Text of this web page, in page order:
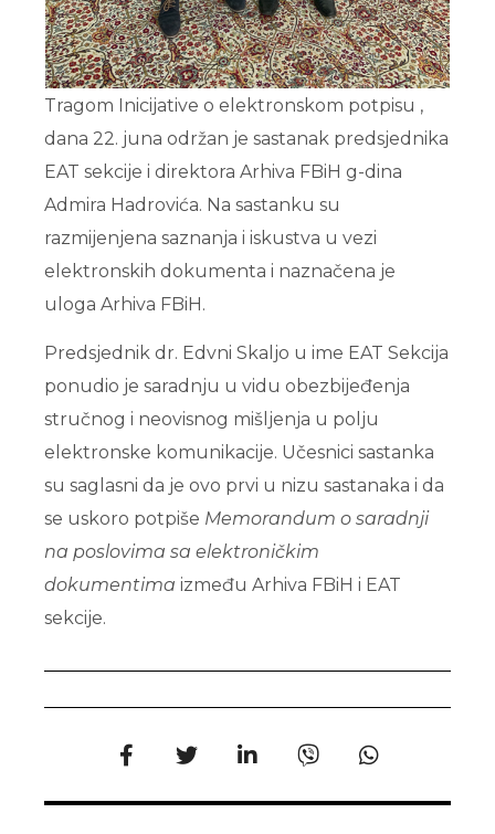
Tragom Inicijative o elektronskom potpisu ,
dana 22. juna održan je sastanak predsjednika
EAT sekcije i direktora Arhiva FBiH g-dina
Admira Hadrovića. Na sastanku su
razmijenjena saznanja i iskustva u vezi
elektronskih dokumenta i naznačena je
uloga Arhiva FBiH.
Predsjednik dr. Edvni Skaljo u ime EAT Sekcija
ponudio je saradnju u vidu obezbijeđenja
stručnog i neovisnog mišljenja u polju
elektronske komunikacije. Učesnici sastanka
su saglasni da je ovo prvi u nizu sastanaka i da
se uskoro potpiše Memorandum o saradnji
na poslovima sa elektroničkim
dokumentima između Arhiva FBiH i EAT
sekcije.